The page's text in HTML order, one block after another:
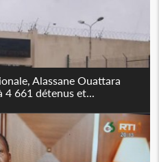
Alassane Ouattara
4 661 détenus et...